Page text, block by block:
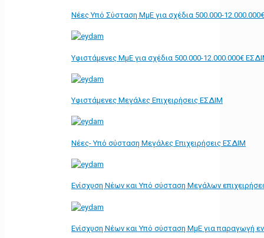
Νέες Υπό Σύσταση ΜμΕ για σχέδια 500.000-
Υφιστάμενες ΜμΕ για σχέδια 500.000-12.000.000€
Υφιστάμενες Μεγάλες Επιχειρήσεις ΕΣΔΙΜ
Νέες- Υπό σύσταση Μεγάλες Επιχειρήσεις ΕΣΔΙΜ
Ενίσχυση Νέων και Υπό σύσταση Μεγάλων
Ενίσχυση Νέων και Υπό σύσταση ΜμΕ για παραγωγή